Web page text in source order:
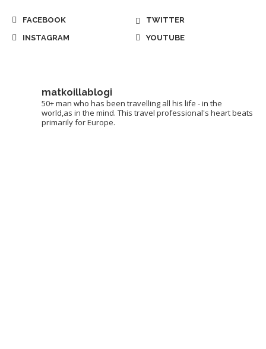
FACEBOOK
TWITTER
INSTAGRAM
YOUTUBE
matkoillablogi
50+ man who has been travelling all his life - in the
world,as in the mind. This travel professional's heart beats
primarily for Europe.